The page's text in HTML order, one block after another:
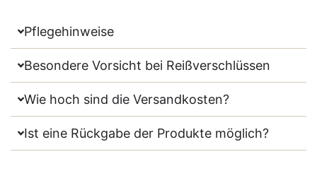
Pflegehinweise
Besondere Vorsicht bei Reißverschlüssen
Wie hoch sind die Versandkosten?
Ist eine Rückgabe der Produkte möglich?